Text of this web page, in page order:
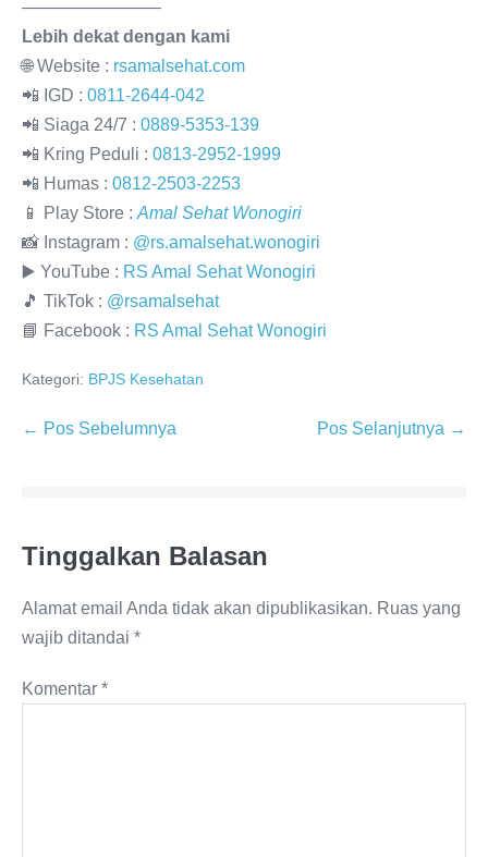
————————
Lebih dekat dengan kami
🌐 Website : rsamalsehat.com
📲 IGD : 0811-2644-042
📲 Siaga 24/7 : 0889-5353-139
📲 Kring Peduli : 0813-2952-1999
📲 Humas : 0812-2503-2253
📱 Play Store : Amal Sehat Wonogiri
📸 Instagram : @rs.amalsehat.wonogiri
▶️ YouTube : RS Amal Sehat Wonogiri
🎵 TikTok : @rsamalsehat
📘 Facebook : RS Amal Sehat Wonogiri
Kategori: BPJS Kesehatan
← Pos Sebelumnya Pos Selanjutnya →
Tinggalkan Balasan
Alamat email Anda tidak akan dipublikasikan. Ruas yang
wajib ditandai *
Komentar *